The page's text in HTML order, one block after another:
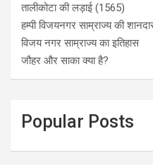
तालीकोटा की लड़ाई (1565)
हम्पी विजयनगर साम्राज्य की
विजय नगर साम्राज्य का इतिहास
जौहर और साका क्या है?
Popular Posts